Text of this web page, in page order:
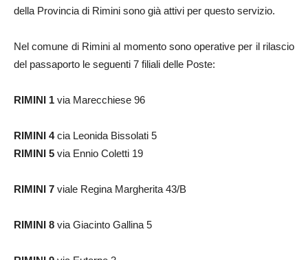
della Provincia di Rimini sono già attivi per questo servizio.
Nel comune di Rimini al momento sono operative per il rilascio
del passaporto le seguenti 7 filiali delle Poste:
RIMINI 1 via Marecchiese 96
RIMINI 4cia Leonida Bissolati 5
RIMINI 5 via Ennio Coletti 19
RIMINI 7 viale Regina Margherita 43/B
RIMINI 8 via Giacinto Gallina 5